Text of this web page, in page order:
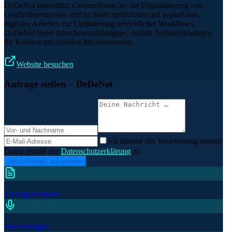
DeDeNet unterstützt Unternehmen bei der Digitalisierung von
Geschäftsprozessen und ist dabei spezialisiert auf papierloses,
digitales Arbeiten zur Optimierung betrieblicher Workflows.
DeDeNet bietet branchenunabhängige, mobile Softwarelösungen
für Kunden mit mobilen Mitarbeitenden.
Website besuchen
Anfrage stellen – DeDeNet
Ich stimme der Verarbeitung meiner
Daten gemäß der Datenschutzerklärung zu.
Jetzt Kontakt aufnehmen
5
Lösungsbeispiele
2
Podcastfolgen